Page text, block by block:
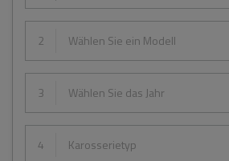
2 Wählen Sie ein Modell
3 Wählen Sie das Jahr
4 Karosserietyp